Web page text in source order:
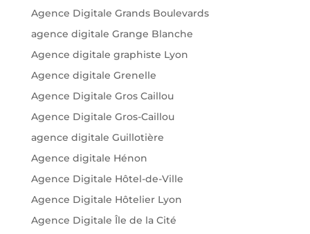
Agence Digitale Grands Boulevards
agence digitale Grange Blanche
Agence digitale graphiste Lyon
Agence digitale Grenelle
Agence Digitale Gros Caillou
Agence Digitale Gros-Caillou
agence digitale Guillotière
Agence digitale Hénon
Agence Digitale Hôtel-de-Ville
Agence Digitale Hôtelier Lyon
Agence Digitale Île de la Cité